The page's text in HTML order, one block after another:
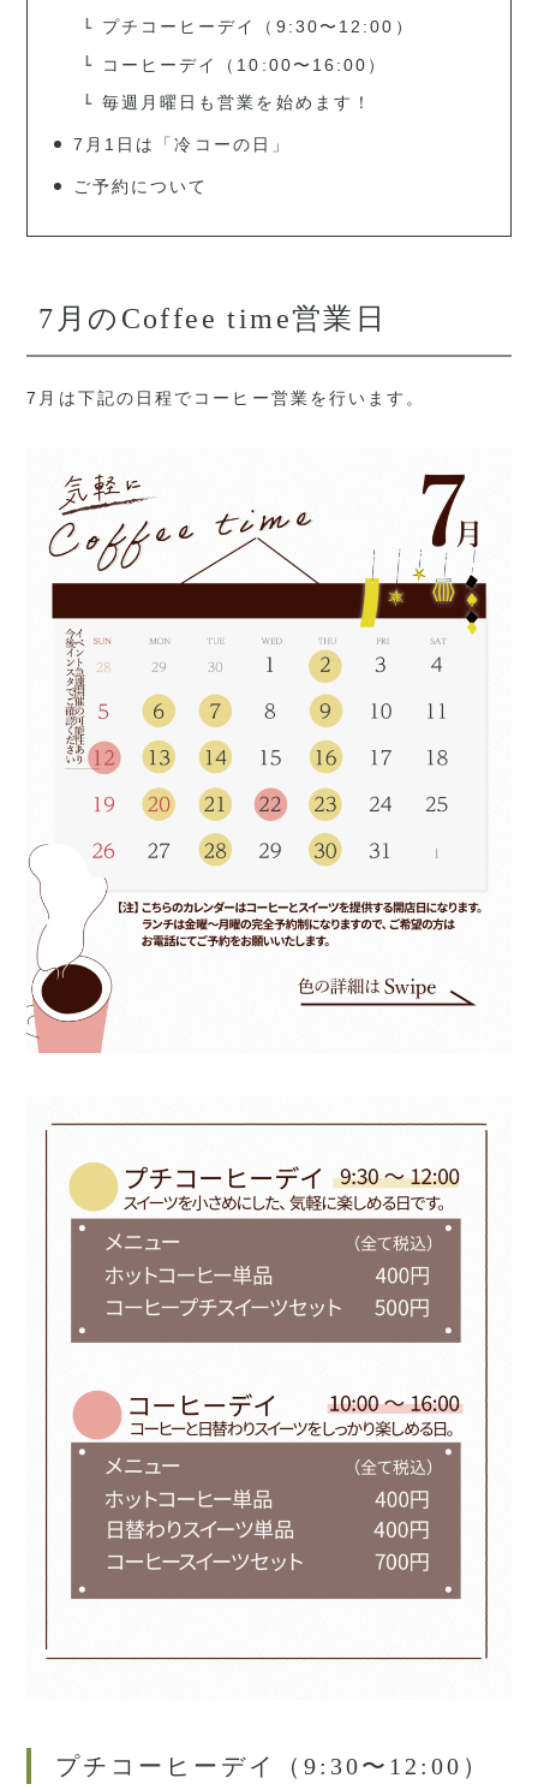
プチコーヒーデイ（9:30〜12:00）
コーヒーデイ（10:00〜16:00）
毎週月曜日も営業を始めます！
7月1日は「冷コーの日」
ご予約について
7月のCoffee time営業日
7月は下記の日程でコーヒー営業を行います。
プチコーヒーデイ（9:30〜12:00）